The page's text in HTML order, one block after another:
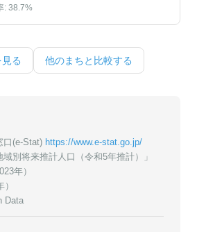
: 38.7%
る 他のまちと比較する
口(e-Stat) https://www.e-stat.go.jp/
別将来推計人口（令和5年推計）」
年）
Data